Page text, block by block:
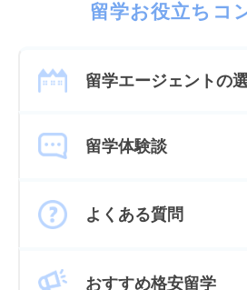
留学お役立ちコ
留学エージェントの
留学体験談
よくある質問
おすすめ格安留学